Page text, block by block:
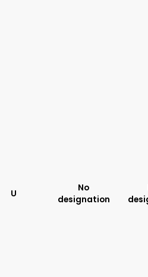
U
No
designation